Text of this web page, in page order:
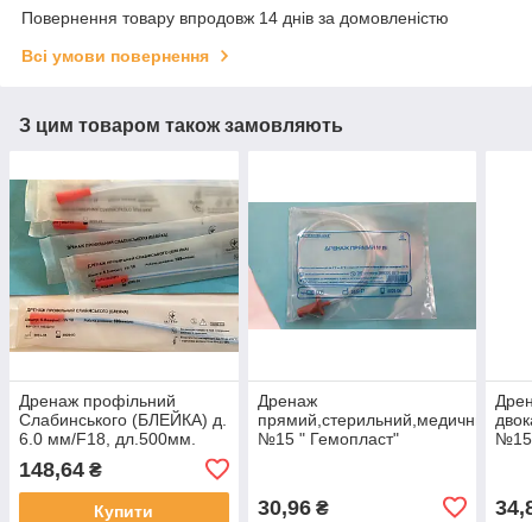
Повернення товару впродовж 14 днів за домовленістю
Всі умови повернення
З цим товаром також замовляють
Дренаж профільний
Слабинського (БЛЕЙКА) д.
6.0 мм/F18, дл.500мм.
148,64 ₴
Купити
Дренаж
прямий,стерильний,медичний
№15 " Гемопласт"
30,96₴
№15